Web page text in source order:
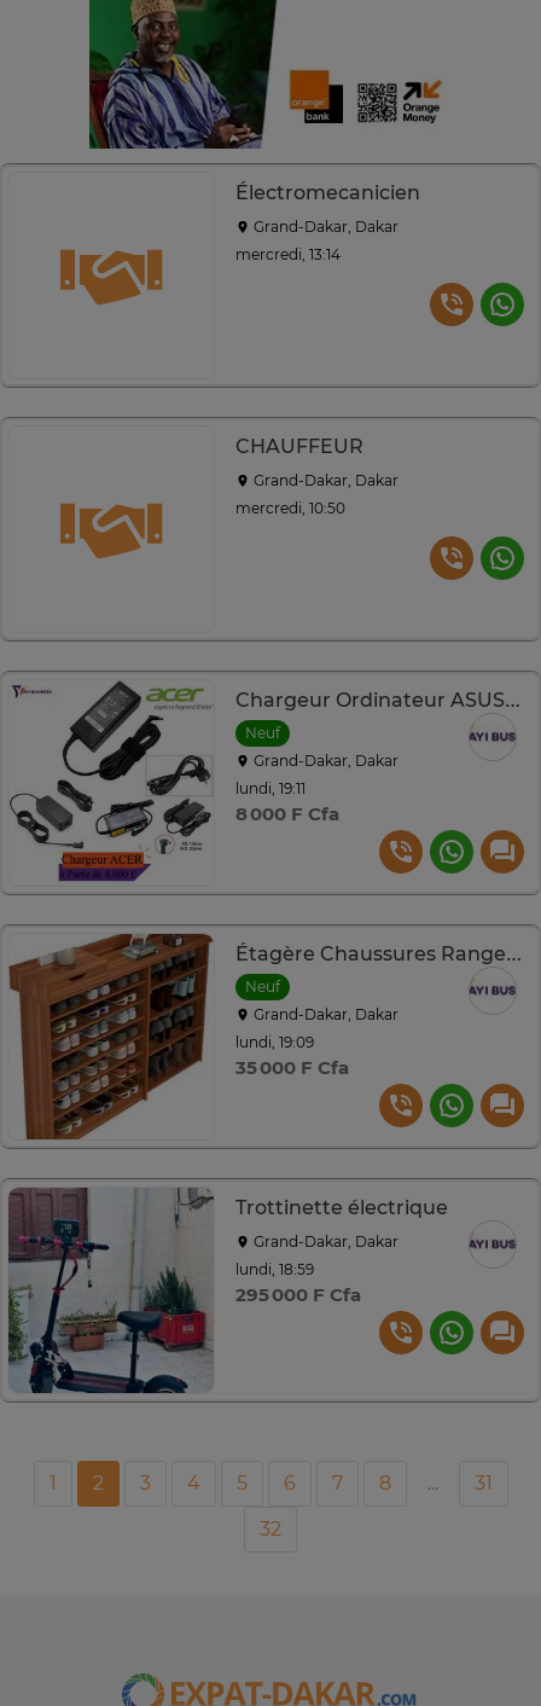
Électromecanicien
Grand-Dakar, Dakar
mercredi, 13:14
CHAUFFEUR
Grand-Dakar, Dakar
mercredi, 10:50
Chargeur Ordinateur ASUS, LENOVO, DELL, HP, TOSHIBA, SAMS...
Neuf
Grand-Dakar, Dakar
lundi, 19:11
8 000 F Cfa
Étagère Chaussures Rangement En Bois
Neuf
Grand-Dakar, Dakar
lundi, 19:09
35 000 F Cfa
Trottinette électrique
Grand-Dakar, Dakar
lundi, 18:59
295 000 F Cfa
1 2 3 4 5 6 7 8 ...
31
32